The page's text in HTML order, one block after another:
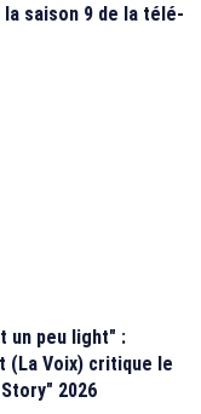
saison 9 de la télé-
un peu light" :
(La Voix) critique le
2026